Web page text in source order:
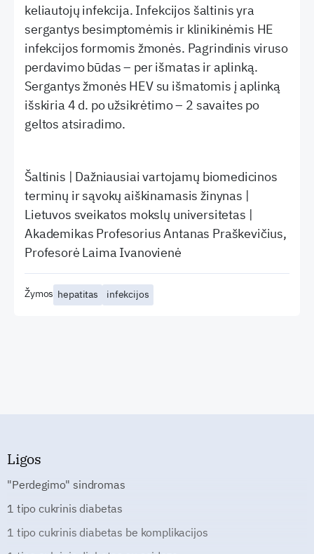
keliautojų infekcija. Infekcijos šaltinis yra
sergantys besimptomėmis ir klinikinėmis HE
infekcijos formomis žmonės. Pagrindinis viruso
perdavimo būdas – per išmatas ir aplinką.
Sergantys žmonės HEV su išmatomis į aplinką
išskiria 4 d. po užsikrėtimo – 2 savaites po
geltos atsiradimo.
Šaltinis | Dažniausiai vartojamų biomedicinos
terminų ir sąvokų aiškinamasis žinynas |
Lietuvos sveikatos mokslų universitetas |
Akademikas Profesorius Antanas Praškevičius,
Profesorė Laima Ivanovienė
Žymos hepatitas infekcijos
Ligos
"Perdegimo" sindromas
1 tipo cukrinis diabetas
1 tipo cukrinis diabetas be komplikacijos